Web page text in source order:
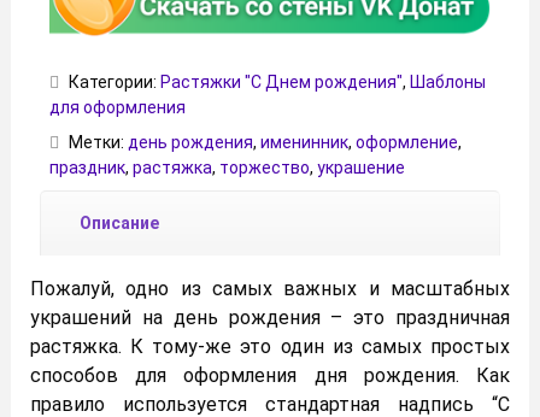
Категории: Растяжки "С Днем рождения", Шаблоны
для оформления
Метки: день рождения, именинник, оформление,
праздник, растяжка, торжество, украшение
Описание
Пожалуй, одно из самых важных и масштабных
украшений на день рождения – это праздничная
растяжка. К тому-же это один из самых простых
способов для оформления дня рождения. Как
правило используется стандартная надпись “С